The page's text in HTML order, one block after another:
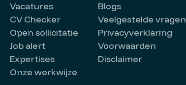
Vacatures
CV Checker
Open sollicitatie
Job alert
Expertises
Onze werkwijze
Blogs
Veelgestelde vragen
Privacyverklaring
Voorwaarden
Disclaimer